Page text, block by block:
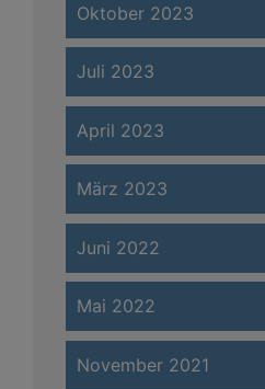
Oktober 2023
Juli 2023
April 2023
März 2023
Juni 2022
Mai 2022
November 2021